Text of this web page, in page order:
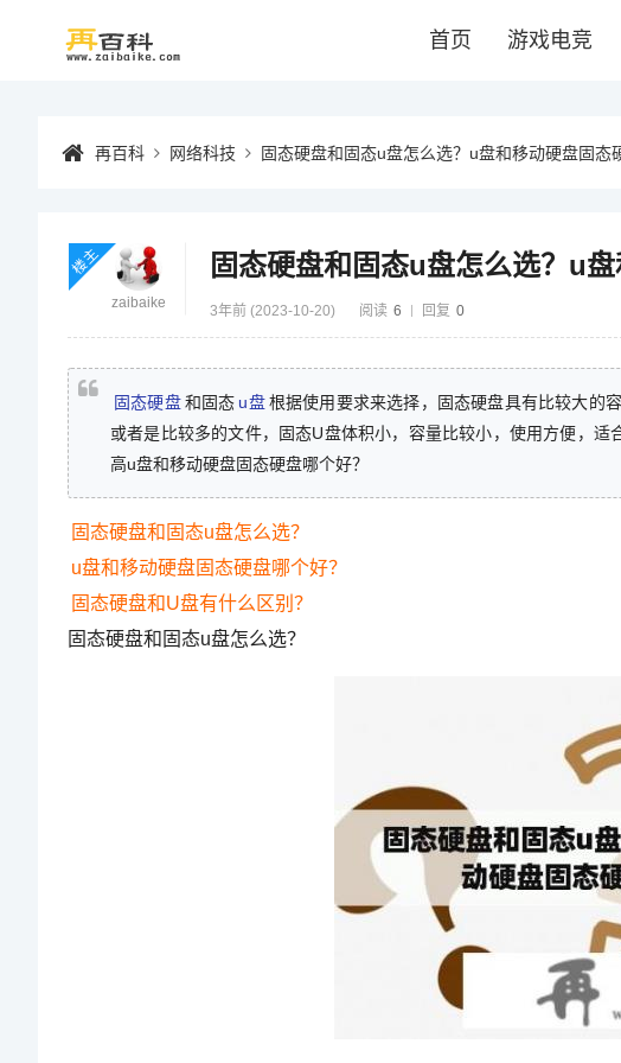
首页 游戏电竞
再百科 网络科技 固态硬盘和固态u盘怎么选？u盘和移动硬盘固态
固态硬盘和固态u盘怎么选？u
3年前 (2023-10-20) 阅读 6 回复 0
zaibaike
楼主
固态硬盘和固态 u盘根据使用要求来选择，固态硬盘具有比较大的
或者是比较多的文件，固态U盘体积小，容量比较小，使用方便，
高u盘和移动硬盘固态硬盘哪个好？
固态硬盘和固态u盘怎么选？
u盘和移动硬盘固态硬盘哪个好？
固态硬盘和U盘有什么区别？
固态硬盘和固态u盘怎么选？